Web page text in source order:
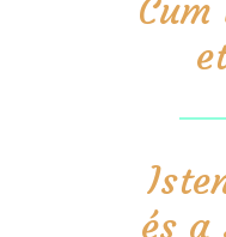
és a